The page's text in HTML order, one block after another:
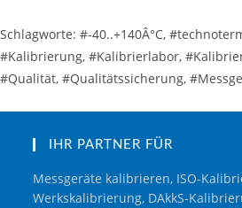
Schlagworte: #-40..+140Â°C,
#Kalibrierung, #Kalibrierlabor,
#Qualität, #Qualitätssicherung,
IHR PARTNER FÜR
Messgeräte kalibrieren, ISO-
Werkskalibrierung, DAkkS-